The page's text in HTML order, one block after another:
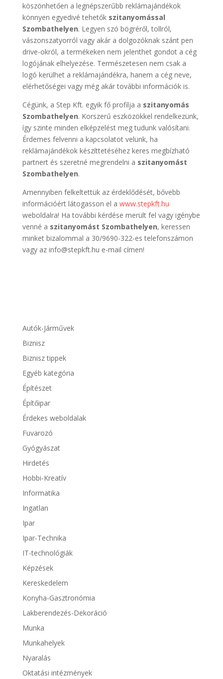
köszönhetően a legnépszerűbb reklámajándékok
könnyen egyedivé tehetők szitanyomással
Szombathelyen. Legyen szó bögréről, tollról,
vászonszatyorról vagy akár a dolgozóknak szánt pen
drive-okról, a termékeken nem jelenthet gondot a cég
logójának elhelyezése. Természetesen nem csak a
logó kerülhet a reklámajándékra, hanem a cég neve,
elérhetőségei vagy még akár további információk is.
Cégünk, a Step Kft. egyik fő profilja a szitanyomás
Szombathelyen. Korszerű eszközökkel rendelkezünk,
így szinte minden elképzelést meg tudunk valósítani.
Érdemes felvenni a kapcsolatot velünk, ha
reklámajándékok készíttetéséhez keres megbízható
partnert és szeretné megrendelni a szitanyomást
Szombathelyen.
Amennyiben felkeltettük az érdeklődését, bővebb
információért látogasson el a www.stepkft.hu
weboldalra! Ha további kérdése merült fel vagy igénybe
venné a szitanyomást Szombathelyen, keressen
minket bizalommal a 30/9690-322-es telefonszámon
vagy az info@stepkft.hu e-mail címen!
Autók-Járművek
Biznisz
Biznisz tippek
Egyéb kategória
Építészet
Építőipar
Érdekes weboldalak
Fuvarozó
Gyógyászat
Hirdetés
Hobbi-Kreatív
Informatika
Ingatlan
Ipar
Ipar-Technika
IT-technológiák
Képzések
Kereskedelem
Konyha-Gasztronómia
Lakberendezés-Dekoráció
Munka
Munkahelyek
Nyaralás
Oktatási intézmények